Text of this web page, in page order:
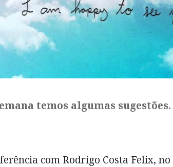
temos algumas sugestões.
com Rodrigo Costa Felix,